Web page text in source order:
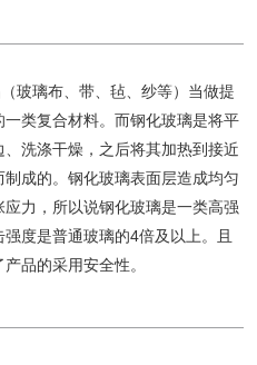
玻璃布、带、毡、纱等）当做提
类复合材料。而钢化玻璃是将平
洗涤干燥，之后将其加热到接近
成的。钢化玻璃表面层造成均匀
力，所以说钢化玻璃是一类高强
度是普通玻璃的4倍及以上。且
品的采用安全性。